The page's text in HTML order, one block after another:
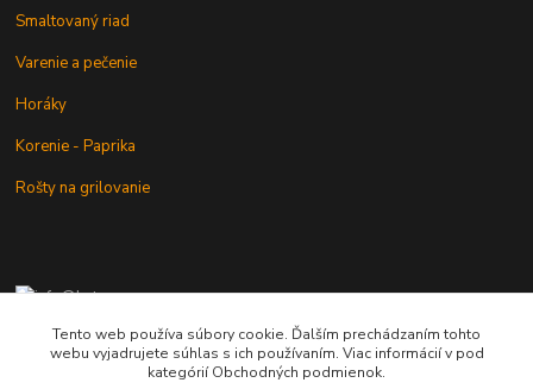
Smaltovaný riad
Varenie a pečenie
Horáky
Korenie - Paprika
Rošty na grilovanie
+421 902 212 007
od 8:00 - do 16:00 hod
Tento web používa súbory cookie. Ďalším prechádzaním tohto
webu vyjadrujete súhlas s ich používaním. Viac informácií v pod
kategórií Obchodných podmienok.